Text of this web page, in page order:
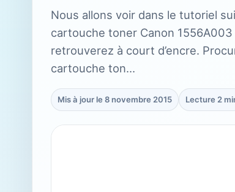
Nous allons voir dans le tutoriel
cartouche toner Canon
retrouverez à court d’encre.
cartouche ton…
Mis à jour le 8 novembre 2015 Lecture 2